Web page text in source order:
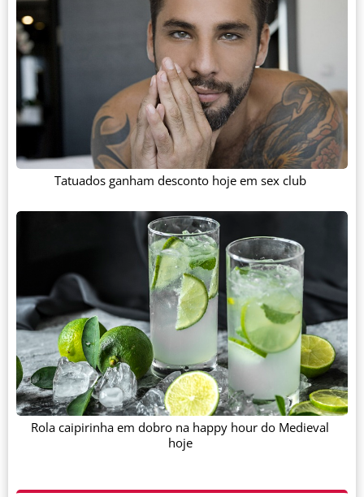
Tatuados ganham desconto hoje em sex club
Rola caipirinha em dobro na happy hour do Medieval
hoje